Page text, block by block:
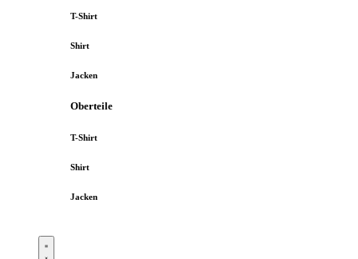
T-Shirt
Shirt
Jacken
Oberteile
T-Shirt
Shirt
Jacken